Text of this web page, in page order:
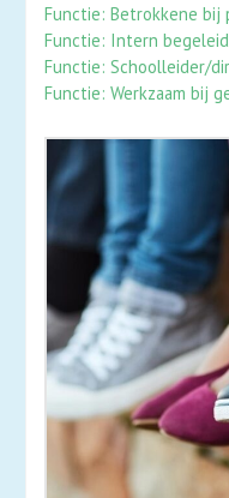
Functie: Betrokkene bij
Functie: Intern
Functie: Schoolleider/
Functie: Werkzaam bij